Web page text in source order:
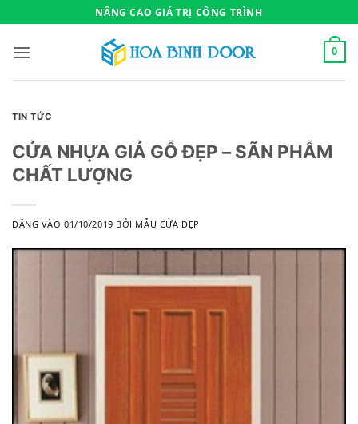
qua
nội
NÂNG CAO GIÁ TRỊ CÔNG TRÌNH
0
TIN TỨC
CỬA NHỰA GIẢ GỖ ĐẸP – SÃN PHẪM
CHẤT LƯỢNG
ĐĂNG VÀO01/10/2019 BỞI MẪU CỬA ĐẸP